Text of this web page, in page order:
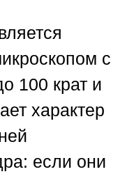
с
100 крат и
характер
если они